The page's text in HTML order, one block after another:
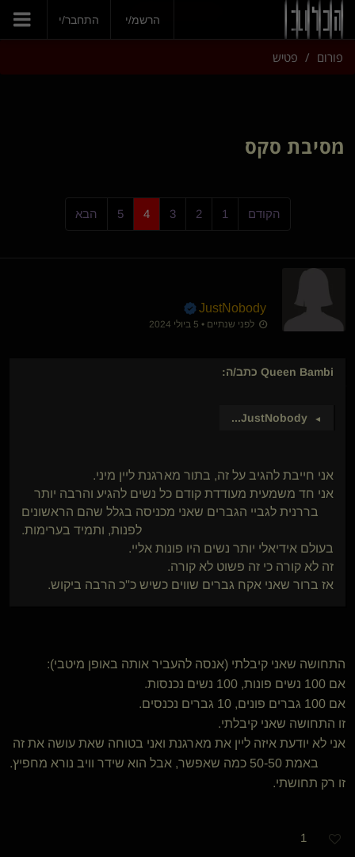
הצטרפי עכשיו
הרשמ/י התחבר/י
פורום פטיש
מסיבת סקס
הקודם 1
2
3
4
5 הבא
JustNobody
לפני שנתיים • 5 ביולי 2024
Queen Bambi כתב/ה:
►
JustNobody
...
אני חייבת להגיב על זה, בתור מארגנת ליין מיני.
אני חד משמעית מעודדת קודם כל נשים להגיע והרבה יותר
בררנית לגביי הגברים שאני מכניסה בגלל שהם הראשונים
לפנות, ותמיד בערימות.
בעולם אידיאלי יותר נשים היו פונות אליי.
זה לא קורה כי זה פשוט לא קורה.
אז ברור שאני אקח גברים שווים כשיש כ''כ הרבה ביקוש.
התחושה שאני קיבלתי (אנסה להעביר אותה באופן מיטבי):
אם 100 נשים פונות, 100 נשים נכנסות.
אם 100 גברים פונים, 10 גברים נכנסים.
זו התחושה שאני קיבלתי.
אני לא יודעת איזה ליין את מארגנת ואני בטוחה שאת עושה את זה
באמת 50-50 כמה שאפשר, אבל הוא שידר וויב נורא מחפיץ.
זו רק תחושתי.
1